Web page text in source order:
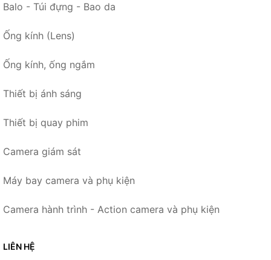
Balo - Túi đựng - Bao da
Ống kính (Lens)
Ống kính, ống ngắm
Thiết bị ánh sáng
Thiết bị quay phim
Camera giám sát
Máy bay camera và phụ kiện
Camera hành trình - Action camera và phụ kiện
LIÊN HỆ